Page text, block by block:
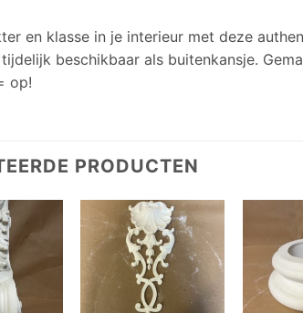
en klasse in je interieur met deze
beschikbaar als buitenkansje.
op!
PRODUCTEN